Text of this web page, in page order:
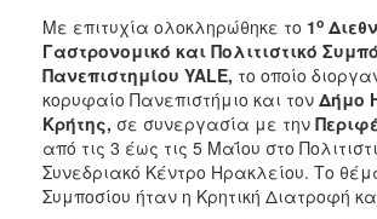
Με επιτυχία ολοκληρώθηκε το 1ο
Γαστρονομικό και Πολιτιστικό
Πανεπιστημίου YALE, το οποίο
κορυφαίο Πανεπιστήμιο και τον Δήμο
Κρήτης, σε συνεργασία με την
από τις 3 έως τις 5 Μαΐου στο
Συνεδριακό Κέντρο Ηρακλείου. Το
Συμποσίου ήταν η Κρητική Διατροφή